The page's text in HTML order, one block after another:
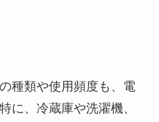
種類や使用頻度も、電
に、冷蔵庫や洗濯機、